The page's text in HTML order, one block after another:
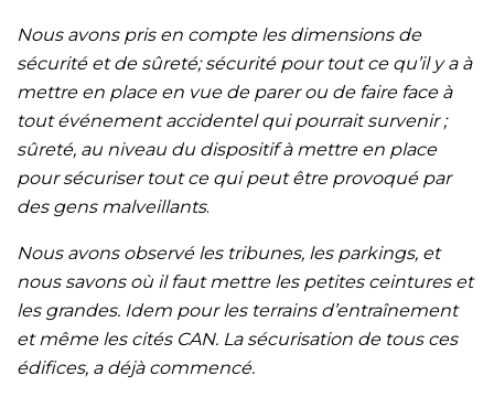
Nous avons pris en compte les dimensions de
sécurité et de sûreté; sécurité pour tout ce qu’il y a à
mettre en place en vue de parer ou de faire face à
tout événement accidentel qui pourrait survenir ;
sûreté, au niveau du dispositif à mettre en place
pour sécuriser tout ce qui peut être provoqué par
des gens malveillants.
Nous avons observé les tribunes, les parkings, et
nous savons où il faut mettre les petites ceintures et
les grandes. Idem pour les terrains d’entraînement
et même les cités CAN. La sécurisation de tous ces
édifices, a déjà commencé.